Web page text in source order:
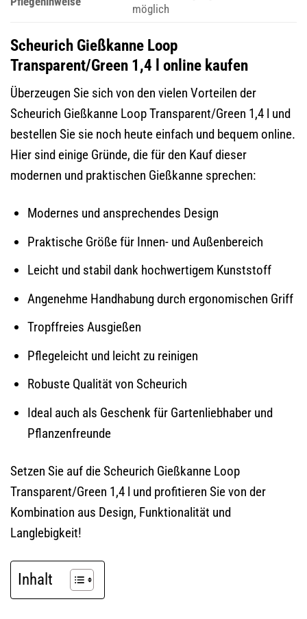
möglich
Scheurich Gießkanne Loop
Transparent/Green 1,4 l online kaufen
Überzeugen Sie sich von den vielen Vorteilen der
Scheurich Gießkanne Loop Transparent/Green 1,4 l und
bestellen Sie sie noch heute einfach und bequem online.
Hier sind einige Gründe, die für den Kauf dieser
modernen und praktischen Gießkanne sprechen:
Modernes und ansprechendes Design
Praktische Größe für Innen- und Außenbereich
Leicht und stabil dank hochwertigem Kunststoff
Angenehme Handhabung durch ergonomischen Griff
Tropffreies Ausgießen
Pflegeleicht und leicht zu reinigen
Robuste Qualität von Scheurich
Ideal auch als Geschenk für Gartenliebhaber und
Pflanzenfreunde
Setzen Sie auf die Scheurich Gießkanne Loop
Transparent/Green 1,4 l und profitieren Sie von der
Kombination aus Design, Funktionalität und
Langlebigkeit!
Inhalt